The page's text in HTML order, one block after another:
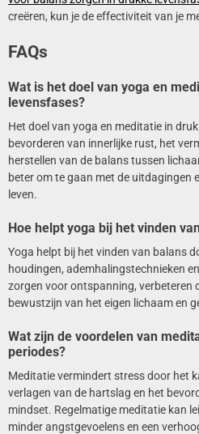
creëren, kun je de effectiviteit van je
FAQs
Wat is het doel van yoga en
levensfases?
Het doel van yoga en meditatie in
bevorderen van innerlijke rust, het
herstellen van de balans tussen
beter om te gaan met de uitdagingen
leven.
Hoe helpt yoga bij het vinden
Yoga helpt bij het vinden van balans
houdingen, ademhalingstechnieken
zorgen voor ontspanning, verbeteren
bewustzijn van het eigen lichaam en
Wat zijn de voordelen van
periodes?
Meditatie vermindert stress door het
verlagen van de hartslag en het
mindset. Regelmatige meditatie kan
minder angstgevoelens en een